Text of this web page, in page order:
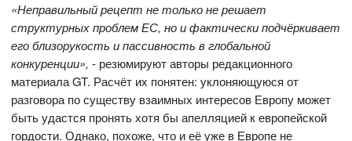
«Неправильный рецепт не только не решает
структурных проблем ЕС, но и фактически подчёркивает
его близорукость и пассивность в глобальной
конкуренции», - резюмируют авторы редакционного
материала GT. Расчёт их понятен: уклоняющуюся от
разговора по существу взаимных интересов Европу может
быть удастся пронять хотя бы апелляцией к европейской
гордости. Однако, похоже, что и её уже в Европе не